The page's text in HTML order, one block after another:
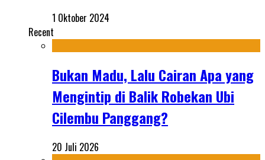
1 Oktober 2024
Recent
Bukan Madu, Lalu Cairan Apa yang
Mengintip di Balik Robekan Ubi
Cilembu Panggang?
20 Juli 2026